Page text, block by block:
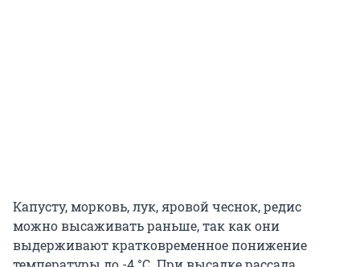
Капусту, морковь, лук, яровой чеснок, редис
можно высаживать раньше, так как они
выдерживают кратковременное понижение